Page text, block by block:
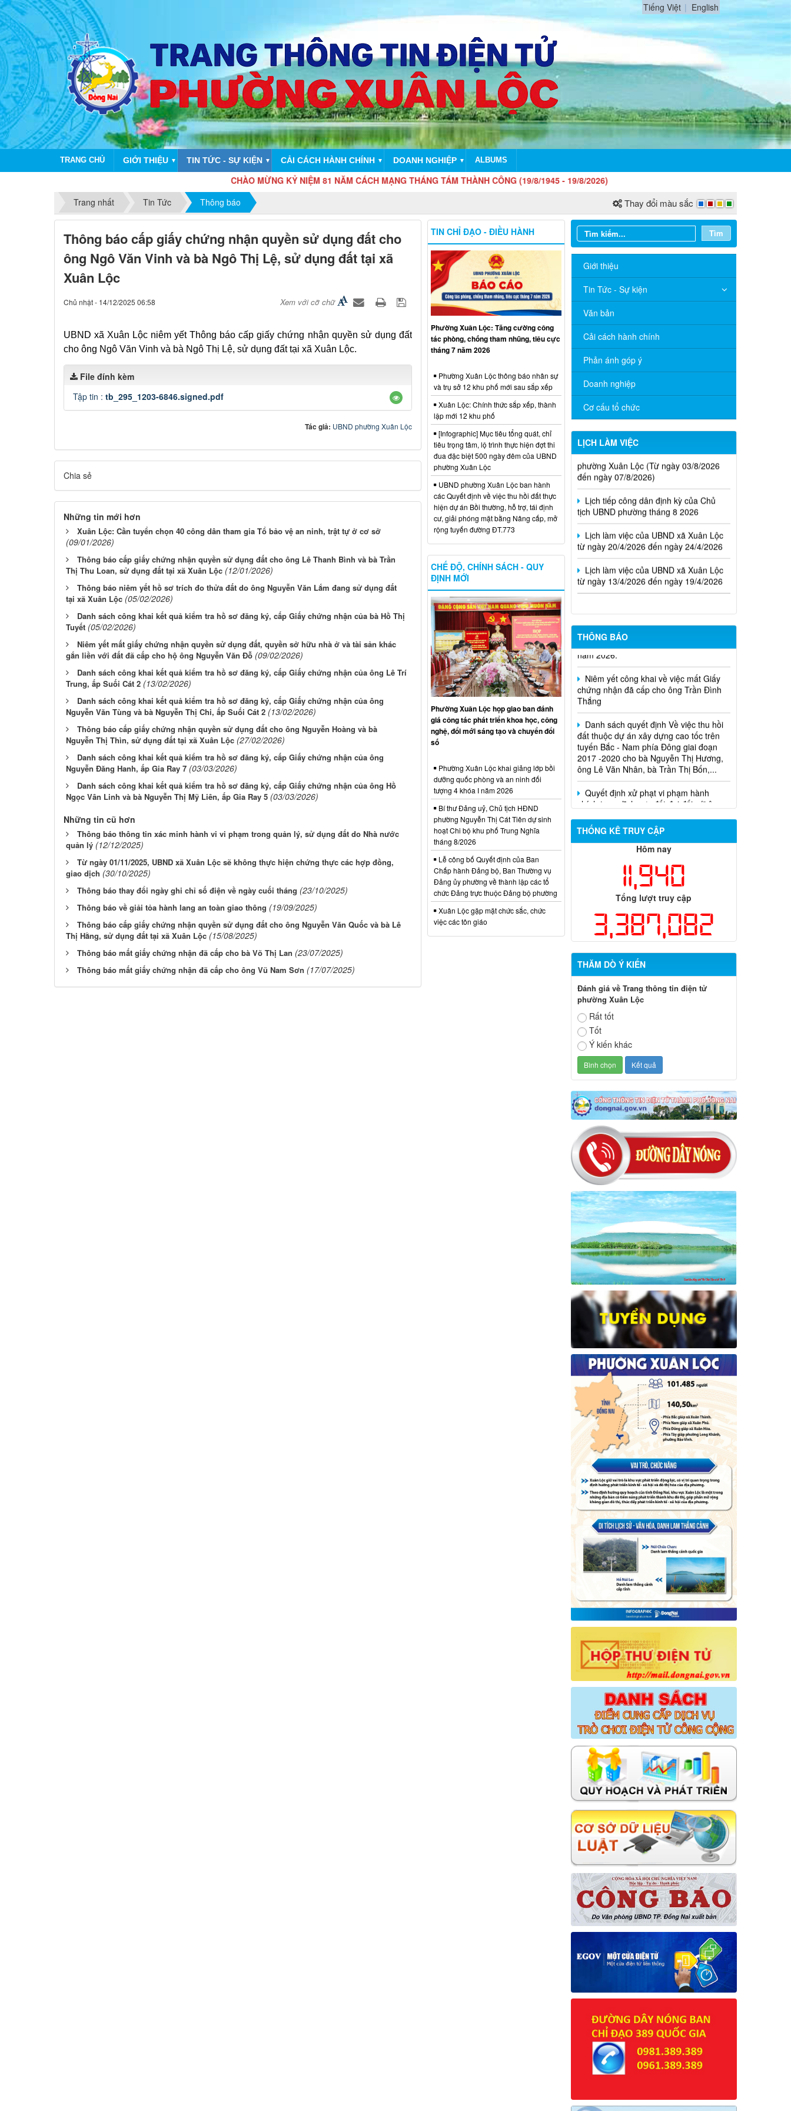
Tiếng Việt English
TRANG CHỦ GIỚI THIỆU ▼ TIN TỨC - SỰ KIỆN ▼ CẢI CÁCH HÀNH CHÍNH ▼ DOANH NGHIỆP ▼ ALBUMS
CHÀO MỪNG KỶ NIỆM 81 NĂM CÁCH MẠNG THÁNG TÁM THÀNH CÔNG (19/8/1945 - 19/8/2026)
Trang nhất
Tin Tức Thông báo Thay đổi màu sắc
Thông báo cấp giấy chứng nhận quyền sử dụng đất cho
ông Ngô Văn Vinh và bà Ngô Thị Lệ, sử dụng đất tại xã
Xuân Lộc
Chủ nhật - 14/12/2025 06:58 Xem với cỡ chữ
UBND xã Xuân Lộc niêm yết Thông báo cấp giấy chứng nhận quyền sử dụng đất
cho ông Ngô Văn Vinh và bà Ngô Thị Lệ, sử dụng đất tại xã Xuân Lộc.
File đính kèm
Tập tin : tb_295_1203-6846.signed.pdf
Tác giả: UBND phường Xuân Lộc
Chia sẻ
Những tin mới hơn
Xuân Lộc: Cần tuyển chọn 40 công dân tham gia Tổ bảo vệ an ninh, trật tự ở cơ sở
(09/01/2026)
Thông báo cấp giấy chứng nhận quyền sử dụng đất cho ông Lê Thanh Bình và bà Trần
Thị Thu Loan, sử dụng đất tại xã Xuân Lộc (12/01/2026)
Thông báo niêm yết hồ sơ trích đo thửa đất do ông Nguyễn Văn Lắm đang sử dụng đất
tại xã Xuân Lộc (05/02/2026)
Danh sách công khai kết quả kiểm tra hồ sơ đăng ký, cấp Giấy chứng nhận của bà Hồ Thị
Tuyết (05/02/2026)
Niêm yết mất giấy chứng nhận quyền sử dụng đất, quyền sở hữu nhà ở và tài sản khác
gắn liền với đất đã cấp cho hộ ông Nguyễn Văn Đỗ (09/02/2026)
Danh sách công khai kết quả kiểm tra hồ sơ đăng ký, cấp Giấy chứng nhận của ông Lê Trí
Trung, ấp Suối Cát 2 (13/02/2026)
Danh sách công khai kết quả kiểm tra hồ sơ đăng ký, cấp Giấy chứng nhận của ông
Nguyễn Văn Tùng và bà Nguyễn Thị Chi, ấp Suối Cát 2 (13/02/2026)
Thông báo cấp giấy chứng nhận quyền sử dụng đất cho ông Nguyễn Hoàng và bà
Nguyễn Thị Thìn, sử dụng đất tại xã Xuân Lộc (27/02/2026)
Danh sách công khai kết quả kiểm tra hồ sơ đăng ký, cấp Giấy chứng nhận của ông
Nguyễn Đăng Hanh, ấp Gia Ray 7 (03/03/2026)
Danh sách công khai kết quả kiểm tra hồ sơ đăng ký, cấp Giấy chứng nhận của ông Hồ
Ngọc Vân Linh và bà Nguyễn Thị Mỹ Liên, ấp Gia Ray 5 (03/03/2026)
Những tin cũ hơn
Thông báo thông tin xác minh hành vi vi phạm trong quản lý, sử dụng đất do Nhà nước
quản lý (12/12/2025)
Từ ngày 01/11/2025, UBND xã Xuân Lộc sẽ không thực hiện chứng thực các hợp đồng,
giao dịch (30/10/2025)
Thông báo thay đổi ngày ghi chỉ số điện về ngày cuối tháng (23/10/2025)
Thông báo về giải tỏa hành lang an toàn giao thông (19/09/2025)
Thông báo cấp giấy chứng nhận quyền sử dụng đất cho ông Nguyễn Văn Quốc và bà Lê
Thị Hằng, sử dụng đất tại xã Xuân Lộc (15/08/2025)
Thông báo mất giấy chứng nhận đã cấp cho bà Võ Thị Lan (23/07/2025)
Thông báo mất giấy chứng nhận đã cấp cho ông Vũ Nam Sơn (17/07/2025)
Tìm
Giới thiệu
Tin Tức - Sự kiện
Văn bản
Cải cách hành chính
Phản ánh góp ý
Doanh nghiệp
Cơ cấu tổ chức
LỊCH LÀM VIỆC
Thông báo Lịch làm việc của UBND
phường Xuân Lộc (Từ ngày 03/8/2026
đến ngày 07/8/2026)
Lịch tiếp công dân định kỳ của Chủ
tịch UBND phường tháng 8 2026
Lịch làm việc của UBND xã Xuân Lộc
từ ngày 20/4/2026 đến ngày 24/4/2026
Lịch làm việc của UBND xã Xuân Lộc
từ ngày 13/4/2026 đến ngày 19/4/2026
THÔNG BÁO
Cuộc thi trực tuyến tìm hiểu pháp luật
năm 2026.
Niêm yết công khai về việc mất Giấy
chứng nhận đã cấp cho ông Trần Đình
Thắng
Danh sách quyết định Về việc thu hồi
đất thuộc dự án xây dựng cao tốc trên
tuyến Bắc - Nam phía Đông giai đoạn
2017 -2020 cho bà Nguyễn Thị Hương,
ông Lê Văn Nhân, bà Trần Thị Bốn,...
Quyết định xử phạt vi phạm hành
chính trong lĩnh vực đất đai đối với ông
Trần Hồng Phước
THỐNG KÊ TRUY CẬP
Hôm nay
11,940
Tổng lượt truy cập
3,387,082
THĂM DÒ Ý KIẾN
Đánh giá về Trang thông tin điện tử
phường Xuân Lộc
Rất tốt
Tốt
Ý kiến khác
TIN CHỈ ĐẠO - ĐIỀU HÀNH
Phường Xuân Lộc: Tăng cường công
tác phòng, chống tham nhũng, tiêu cực
tháng 7 năm 2026
Phường Xuân Lộc thông báo nhân sự
và trụ sở 12 khu phố mới sau sắp xếp
Xuân Lộc: Chính thức sắp xếp, thành
lập mới 12 khu phố
[Infographic] Mục tiêu tổng quát, chỉ
tiêu trọng tâm, lộ trình thực hiện đợt thi
đua đặc biệt 500 ngày đêm của UBND
phường Xuân Lộc
UBND phường Xuân Lộc ban hành
các Quyết định về việc thu hồi đất thực
hiện dự án Bồi thường, hỗ trợ, tái định
cư, giải phóng mặt bằng Nâng cấp, mở
rộng tuyến đường ĐT.773
CHẾ ĐỘ, CHÍNH SÁCH - QUY
ĐỊNH MỚI
Phường Xuân Lộc họp giao ban đánh
giá công tác phát triển khoa học, công
nghệ, đổi mới sáng tạo và chuyển đổi
số
Phường Xuân Lộc khai giảng lớp bồi
dưỡng quốc phòng và an ninh đối
tượng 4 khóa I năm 2026
Bí thư Đảng uỷ, Chủ tịch HĐND
phường Nguyễn Thị Cát Tiên dự sinh
hoạt Chi bộ khu phố Trung Nghĩa
tháng 8/2026
Lễ công bố Quyết định của Ban
Chấp hành Đảng bộ, Ban Thường vụ
Đảng ủy phường về thành lập các tổ
chức Đảng trực thuộc Đảng bộ phường
Xuân Lộc gặp mặt chức sắc, chức
việc các tôn giáo